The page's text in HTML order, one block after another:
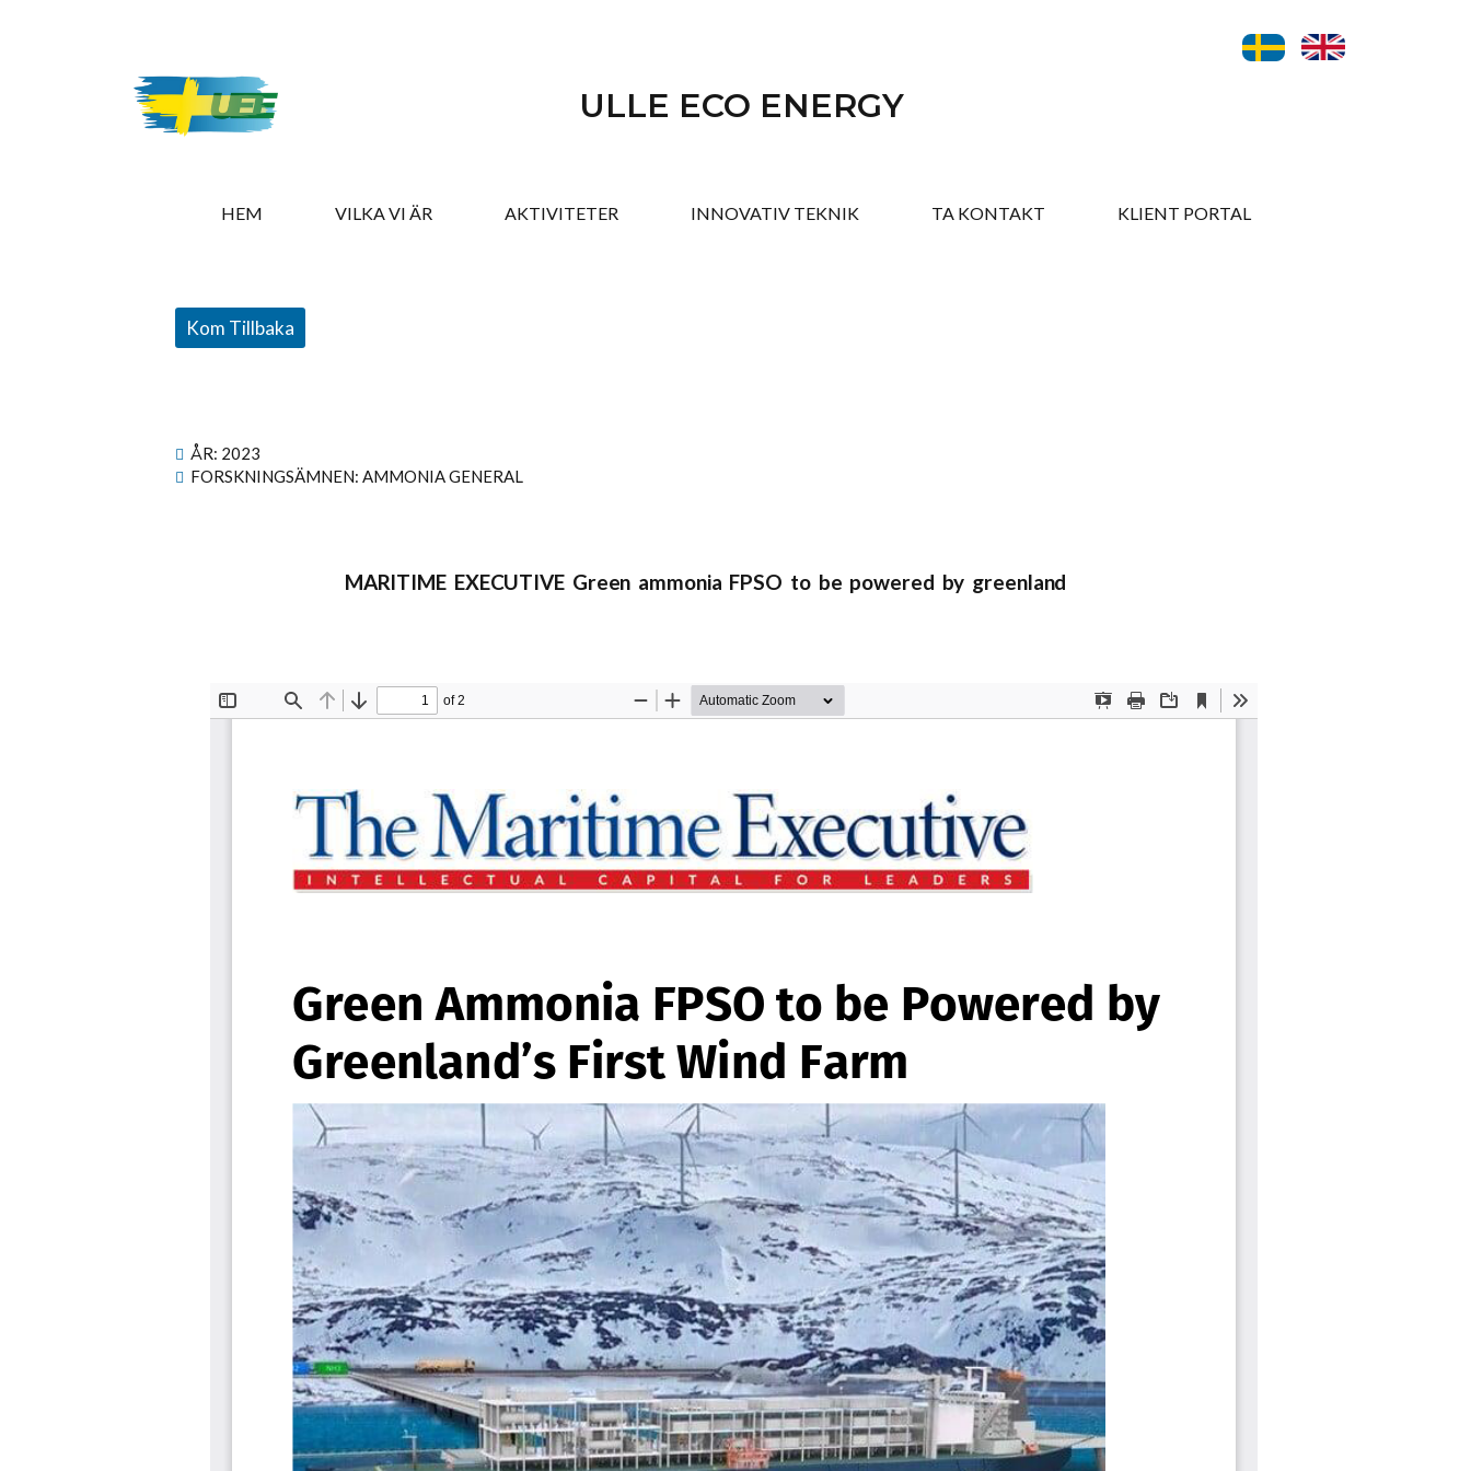
ULLE ECO ENERGY
HEM VILKA VI ÄR AKTIVITETER INNOVATIV TEKNIK TA KONTAKT​ KLIENT PORTAL
Kom Tillbaka
ÅR: 2023
FORSKNINGSÄMNEN: AMMONIA GENERAL
MARITIME EXECUTIVE Green ammonia FPSO to be powered by greenland